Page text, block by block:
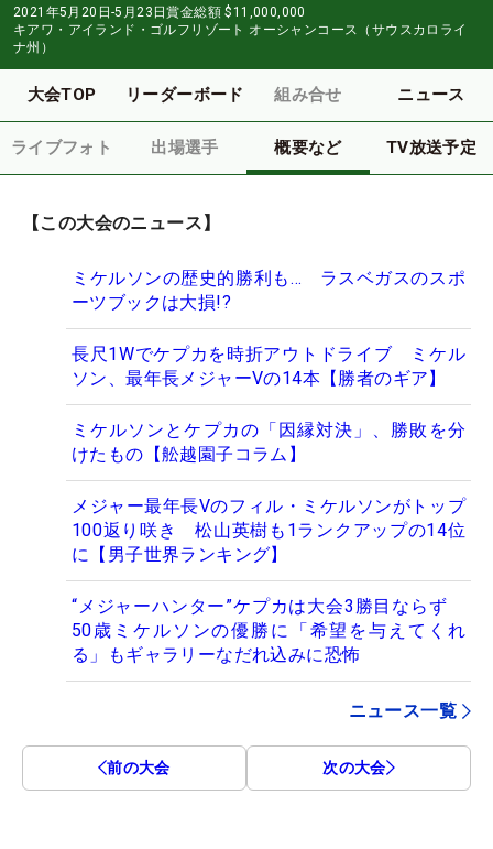
2021年5月20日-5月23日賞金総額 $11,000,000
キアワ・アイランド・ゴルフリゾート オーシャンコース（サウスカロライ
ナ州）
大会TOP リーダーボード 組み合せ ニュース
ライブフォト 出場選手 概要など TV放送予定
【この大会のニュース】
ミケルソンの歴史的勝利も… ラスベガスのスポ
ーツブックは大損!?
長尺1Wでケプカを時折アウトドライブ ミケル
ソン、最年長メジャーVの14本【勝者のギア】
ミケルソンとケプカの「因縁対決」、勝敗を分
けたもの【舩越園子コラム】
メジャー最年長Vのフィル・ミケルソンがトップ
100返り咲き 松山英樹も1ランクアップの14位
に【男子世界ランキング】
“メジャーハンター”ケプカは大会3勝目ならず
50歳ミケルソンの優勝に「希望を与えてくれ
る」もギャラリーなだれ込みに恐怖
ニュース一覧
前の大会 次の大会